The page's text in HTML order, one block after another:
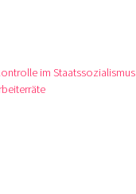
im Staatssozialismus